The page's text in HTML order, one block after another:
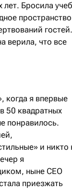
Бросила
гостей.
верила, что все
когда я впервые
50 квадратных
понравилось.
и никто
я
ныне CEO
приезжать